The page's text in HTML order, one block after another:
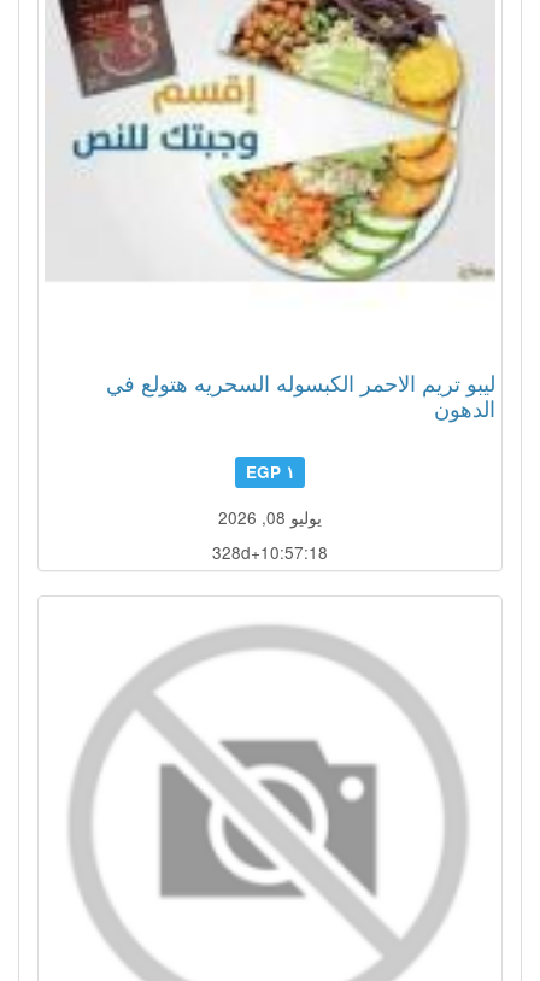
ليبو تريم الاحمر الكبسوله السحريه هتولع في
الدهون
١ EGP
يوليو 08, 2026
328d+10:57:15